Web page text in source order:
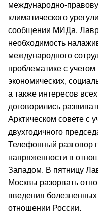
международно-
климатического
сообщении МИДа.
необходимость
международного
проблематике с
экономических,
а также интересов
договорились
Арктическом совете с
двухгодичного
Телефонный разговор
напряженности в
Западом. В пятницу
Москвы разорвать
введения
отношении России.